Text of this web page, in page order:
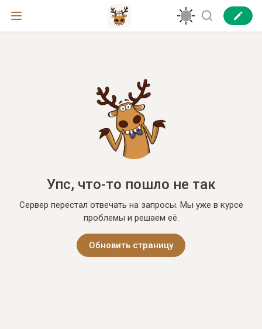
Упс, что-то пошло не так
Сервер перестал отвечать на запросы. Мы уже в курсе
проблемы и решаем её.
Обновить страницу